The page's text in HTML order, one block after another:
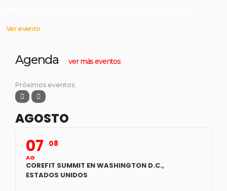
Ver evento
Agendaver más eventos
Próximos eventos
AGOSTO
07
AG
08
COREFIT SUMMIT EN WASHINGTON D.C.,
ESTADOS UNIDOS